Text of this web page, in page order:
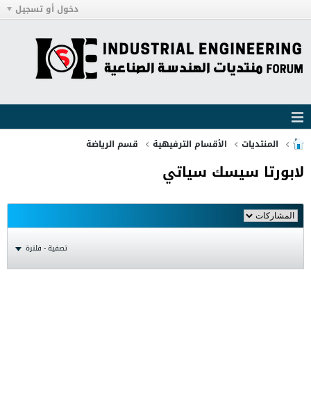
دخول أو تسجيل
المنتديات الأقسام الترفيهية قسم الرياضة
لابورتا سيسك سياتي
تصفية - فلترة